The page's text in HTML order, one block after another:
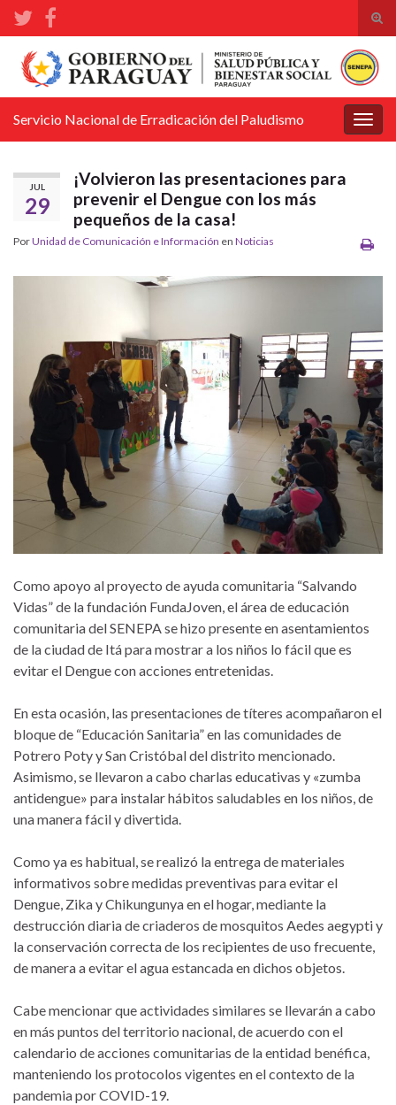
el
de
Search for:
la
Servicio Nacional de Erradicación del Paludismo
JUL
29
¡Volvieron las presentaciones para
prevenir el Dengue con los más
pequeños de la casa!
PorUnidad de Comunicación e Información en Noticias
Como apoyo al proyecto de ayuda comunitaria “Salvando
Vidas” de la fundación FundaJoven, el área de educación
comunitaria del SENEPA se hizo presente en asentamientos
de la ciudad de Itá para mostrar a los niños lo fácil que es
evitar el Dengue con acciones entretenidas.
En esta ocasión, las presentaciones de títeres acompañaron el
bloque de “Educación Sanitaria” en las comunidades de
Potrero Poty y San Cristóbal del distrito mencionado.
Asimismo, se llevaron a cabo charlas educativas y «zumba
antidengue» para instalar hábitos saludables en los niños, de
una manera fácil y divertida.
Como ya es habitual, se realizó la entrega de materiales
informativos sobre medidas preventivas para evitar el
Dengue, Zika y Chikungunya en el hogar, mediante la
destrucción diaria de criaderos de mosquitos Aedes aegypti y
la conservación correcta de los recipientes de uso frecuente,
de manera a evitar el agua estancada en dichos objetos.
Cabe mencionar que actividades similares se llevarán a cabo
en más puntos del territorio nacional, de acuerdo con el
calendario de acciones comunitarias de la entidad benéfica,
manteniendo los protocolos vigentes en el contexto de la
pandemia por COVID-19.